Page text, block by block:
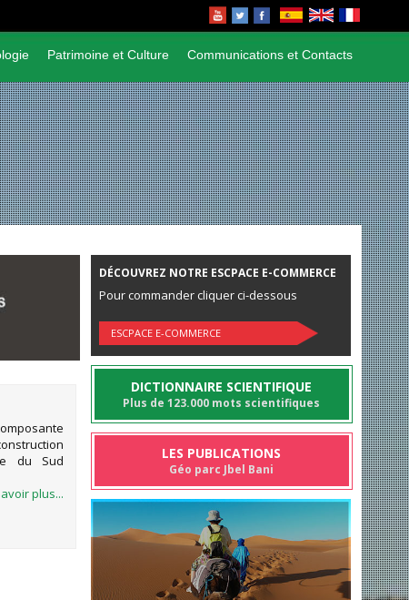
Patrimoine et Culture Communications et Contacts
du Sud
plus...
DÉCOUVREZ NOTRE ESCPACE E-COMMERCE
Pour commander cliquer ci-dessous
ESCPACE E-COMMERCE
DICTIONNAIRE SCIENTIFIQUE
Plus de 123.000 mots scientifiques
LES PUBLICATIONS
Géo parc Jbel Bani